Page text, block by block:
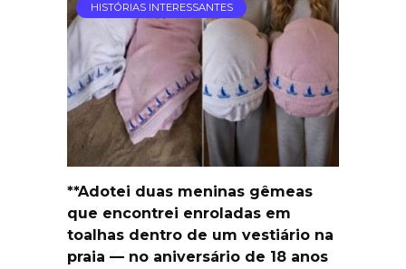
HISTÓRIAS INTERESSANTES
**Adotei duas meninas gêmeas
que encontrei enroladas em
toalhas dentro de um vestiário na
praia — no aniversário de 18 anos